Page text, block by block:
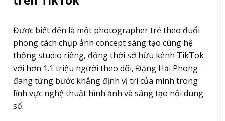
Được biết đến là một photographer trẻ theo đuổi
phong cách chụp ảnh concept sáng tạo cùng hệ
thống studio riêng, đồng thời sở hữu kênh TikTok
với hơn 1.1 triệu người theo dõi, Đặng Hải Phong
đang từng bước khẳng định vị trí của mình trong
lĩnh vực nghệ thuật hình ảnh và sáng tạo nội dung
số.